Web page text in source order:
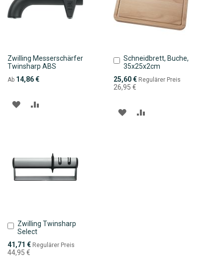
Zwilling Messerschärfer
Twinsharp ABS
Ab 14,86 €
ZUR
Schneidbrett, Buche,
35x25x2cm
Sonderpreis
25,60 € Regulärer Preis
26,95 €
In
den
Warenkorb
ZUR
Zwilling Twinsharp
Select
Sonderpreis
41,71 € Regulärer Preis
44,95 €
In
den
Warenkorb